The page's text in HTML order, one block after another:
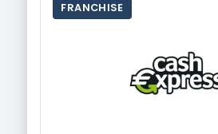
FRANCHISE